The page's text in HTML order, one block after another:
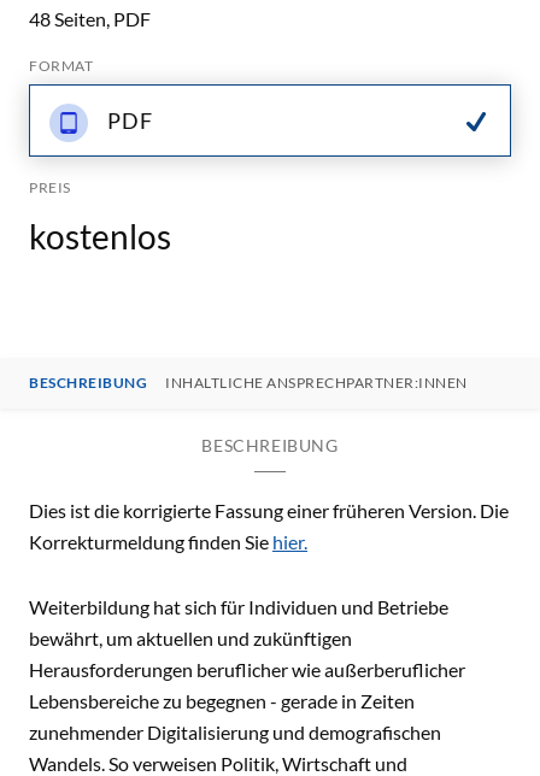
48 Seiten, PDF
FORMAT
PDF
PREIS
kostenlos
BESCHREIBUNG INHALTLICHE ANSPRECHPARTNER:INNEN
BESCHREIBUNG
Dies ist die korrigierte Fassung einer früheren Version. Die
Korrekturmeldung finden Sie hier.
Weiterbildung hat sich für Individuen und Betriebe
bewährt, um aktuellen und zukünftigen
Herausforderungen beruflicher wie außerberuflicher
Lebensbereiche zu begegnen - gerade in Zeiten
zunehmender Digitalisierung und demografischen
Wandels. So verweisen Politik, Wirtschaft und